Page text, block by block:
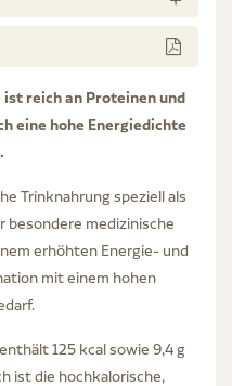
reich an Proteinen und
eine hohe Energiedichte
Trinknahrung speziell als
medizinische
erhöhten Energie- und
mit einem hohen
125 kcal sowie 9,4 g
ist die hochkalorische,